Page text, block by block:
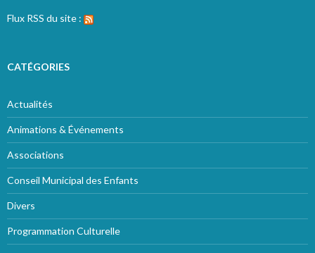
Flux RSS du site :
CATÉGORIES
Actualités
Animations & Événements
Associations
Conseil Municipal des Enfants
Divers
Programmation Culturelle